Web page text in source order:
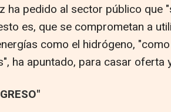
ha pedido al sector público que
es, que se comprometan a
como el hidrógeno,
ha apuntado, para casar oferta